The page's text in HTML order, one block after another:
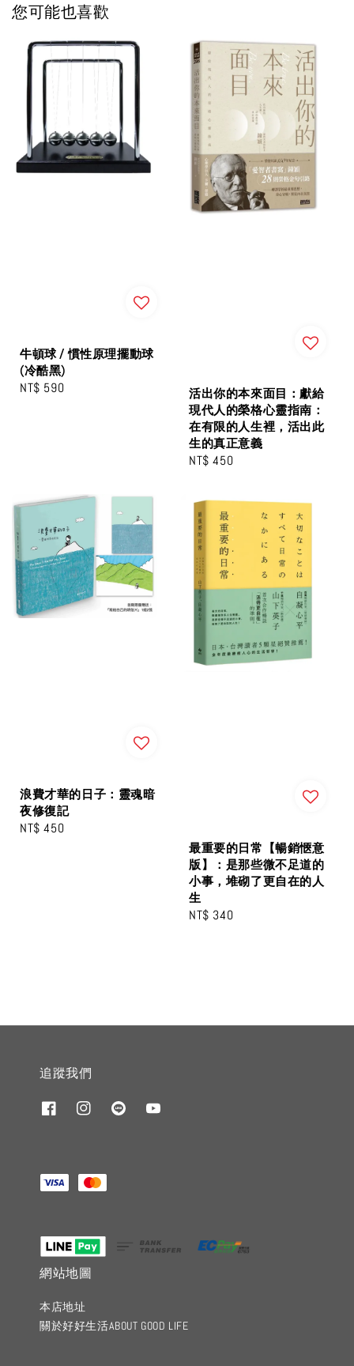
您可能也喜歡
牛頓球 / 慣性原理擺動球
(冷酷黑)
Regular
NT$ 590
活出你的本來面目：獻給
現代人的榮格心靈指南：
在有限的人生裡，活出此
生的真正意義
Regular
NT$ 450
浪費才華的日子：靈魂暗
夜修復記
Regular
NT$ 450
最重要的日常【暢銷愜意
版】：是那些微不足道的
小事，堆砌了更自在的人
生
Regular
NT$ 340
追蹤我們
網站地圖
本店地址
關於好好生活ABOUT GOOD LIFE